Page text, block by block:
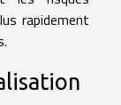
rapidement